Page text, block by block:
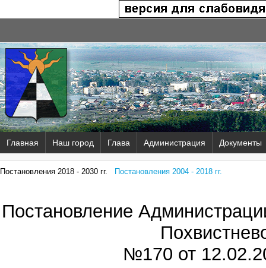
Главная Наш город Глава Администрация Документы
Постановления 2018 - 2030 гг. Постановления 2004 - 2018 гг.
Постановление
№170 от